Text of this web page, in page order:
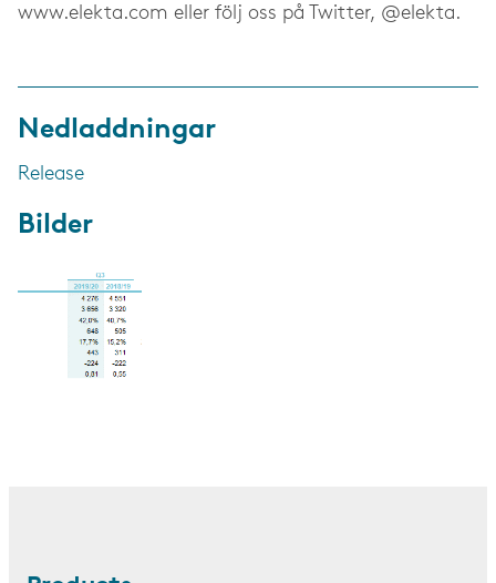
www.elekta.com eller följ oss på Twitter, @elekta.
Nedladdningar
Release
Bilder